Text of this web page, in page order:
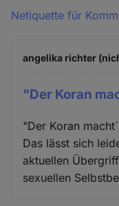
Netiquette für
angelika richter
"Der Koran
"Der Koran
Das lässt sich
aktuellen
sexuellen